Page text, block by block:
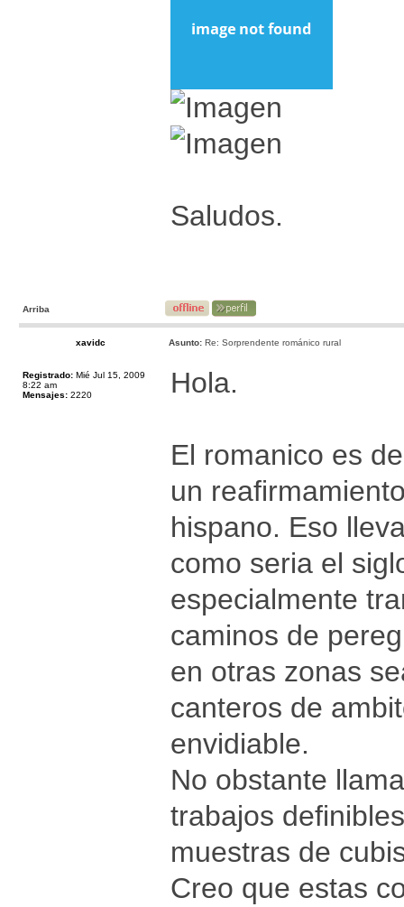
Saludos.
Arriba
xavidc Asunto: Re: Sorprendente románico rural
Registrado: Mié Jul 15, 2009
8:22 am
Mensajes: 2220 Hola.
El romanico es
un
hispano. Eso
como seria el
especialmente
caminos de
en otras zonas
canteros de
envidiable.
No obstante
trabajos
muestras de
Creo que estas